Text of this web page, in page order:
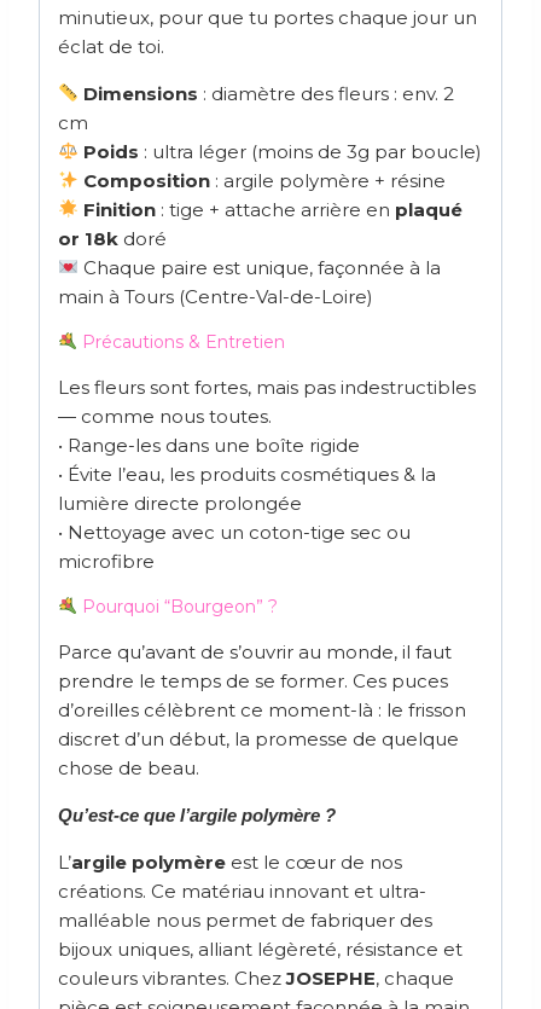
minutieux, pour que tu portes chaque jour un
éclat de toi.
Dimensions : diamètre des fleurs : env. 2
cm
Poids : ultra léger (moins de 3g par boucle)
Composition : argile polymère + résine
Finition : tige + attache arrière en plaqué
or 18k doré
Chaque paire est unique, façonnée à la
main à Tours (Centre-Val-de-Loire)
Précautions & Entretien
Les fleurs sont fortes, mais pas indestructibles
— comme nous toutes.
• Range-les dans une boîte rigide
• Évite l’eau, les produits cosmétiques & la
lumière directe prolongée
• Nettoyage avec un coton-tige sec ou
microfibre
Pourquoi “Bourgeon” ?
Parce qu’avant de s’ouvrir au monde, il faut
prendre le temps de se former. Ces puces
d’oreilles célèbrent ce moment-là : le frisson
discret d’un début, la promesse de quelque
chose de beau.
Qu’est-ce que l’argile polymère ?
L’argile polymère est le cœur de nos
créations. Ce matériau innovant et ultra-
malléable nous permet de fabriquer des
bijoux uniques, alliant légèreté, résistance et
couleurs vibrantes. ChezJOSEPHE, chaque